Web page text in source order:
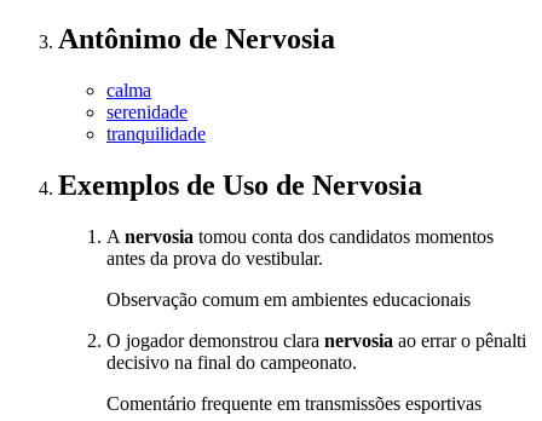
Antônimo de Nervosia
calma
serenidade
tranquilidade
Exemplos de Uso de Nervosia
A nervosia tomou conta dos candidatos momentos
antes da prova do vestibular.
Observação comum em ambientes educacionais
O jogador demonstrou clara nervosia ao errar o pênalti
decisivo na final do campeonato.
Comentário frequente em transmissões esportivas